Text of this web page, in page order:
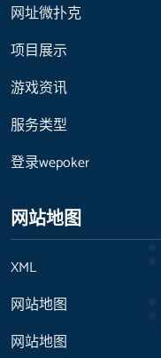
网址微扑克
项目展示
游戏资讯
服务类型
登录wepoker
网站地图
XML
网站地图
网站地图